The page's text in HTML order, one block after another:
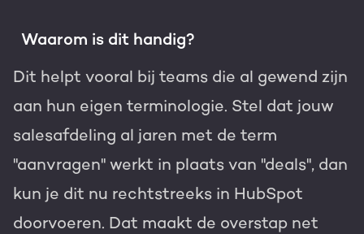
Waarom is dit handig?
Dit helpt vooral bij teams die al gewend zijn
aan hun eigen terminologie. Stel dat jouw
salesafdeling al jaren met de term
"aanvragen" werkt in plaats van "deals", dan
kun je dit nu rechtstreeks in HubSpot
doorvoeren. Dat maakt de overstap net